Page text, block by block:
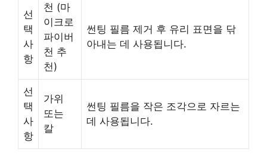
선
택
사
항
천 (마
이크로
파이버
천 추
천)
썬팅 필름 제거 후 유리 표면을 닦
아내는 데 사용됩니다.
선
택
사
항
가위
또는
칼
썬팅 필름을 작은 조각으로 자르는
데 사용됩니다.